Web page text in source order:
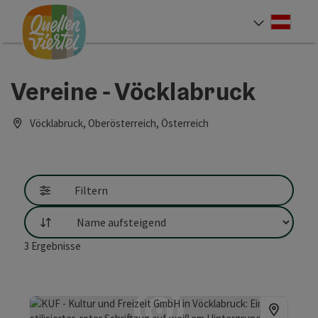
Zum Inhalt
Zur Navigation
Zum Seitenanfang
Vereine - Vöcklabruck
Vöcklabruck, Oberösterreich, Österreich
Filtern
Sortierung
3 Ergebnisse